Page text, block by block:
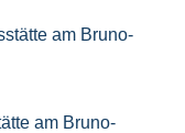
am Bruno-